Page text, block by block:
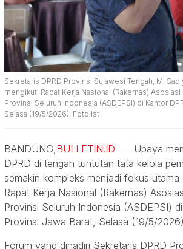
Sekretaris DPRD Provinsi Sulawesi Tengah, M.
mengikuti Rapat Kerja Nasional (Rakernas) Asosiasi
Provinsi Seluruh Indonesia (ASDEPSI) di Kantor
Selasa (19/5/2026). Foto:Ist
BANDUNG, BULLETIN.ID — Upaya
DPRD di tengah tuntutan tata kelola
semakin kompleks menjadi fokus utama
Rapat Kerja Nasional (Rakernas)
Provinsi Seluruh Indonesia (ASDEPSI)
Provinsi Jawa Barat, Selasa (19/5/
Forum yang dihadiri Sekretaris DPRD